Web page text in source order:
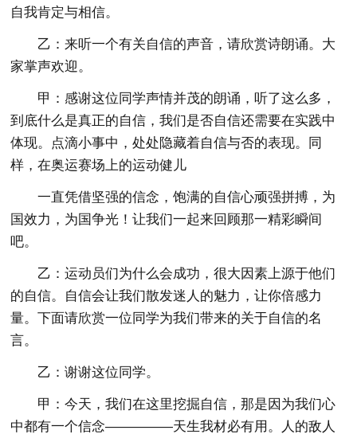
自我肯定与相信。
乙：来听一个有关自信的声音，请欣赏诗朗诵。大
家掌声欢迎。
甲：感谢这位同学声情并茂的朗诵，听了这么多，
到底什么是真正的自信，我们是否自信还需要在实践中
体现。点滴小事中，处处隐藏着自信与否的表现。同
样，在奥运赛场上的运动健儿
一直凭借坚强的信念，饱满的自信心顽强拼搏，为
国效力，为国争光！让我们一起来回顾那一精彩瞬间
吧。
乙：运动员们为什么会成功，很大因素上源于他们
的自信。自信会让我们散发迷人的魅力，让你倍感力
量。下面请欣赏一位同学为我们带来的关于自信的名
言。
乙：谢谢这位同学。
甲：今天，我们在这里挖掘自信，那是因为我们心
中都有一个信念—————天生我材必有用。人的敌人